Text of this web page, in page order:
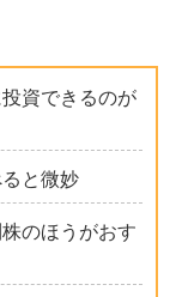
資できるのが
と微妙
のほうがおす